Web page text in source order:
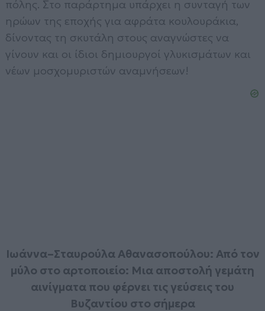
πόλης. Στο παράρτημα υπάρχει η συνταγή των
ηρώων της εποχής για αφράτα κουλουράκια,
δίνοντας τη σκυτάλη στους αναγνώστες να
γίνουν και οι ίδιοι δημιουργοί γλυκισμάτων και
νέων μοσχομυριστών αναμνήσεων!
Ιωάννα–Σταυρούλα Αθανασοπούλου: Από τον
μύλο στο αρτοποιείο: Μια αποστολή γεμάτη
αινίγματα που φέρνει τις γεύσεις του
Βυζαντίου στο σήμερα